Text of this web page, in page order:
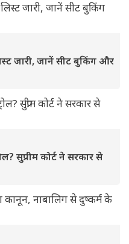
जारी, जानें सीट बुकिंग और
सुप्रीम कोर्ट ने सरकार से